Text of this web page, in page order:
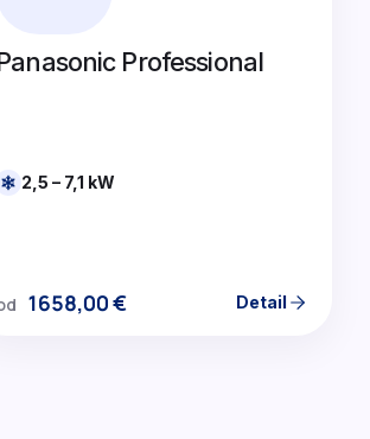
Professional
2,5 – 7,1 kW
1658,00€ Detail